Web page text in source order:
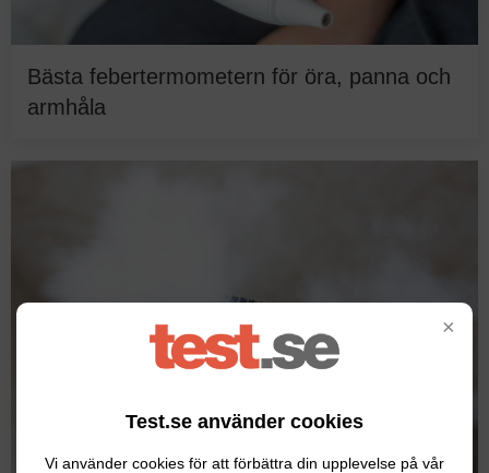
×
Test.se använder cookies
Vi använder cookies för att förbättra din upplevelse på vår
Bästa febertermometern för öra, panna och
armhåla